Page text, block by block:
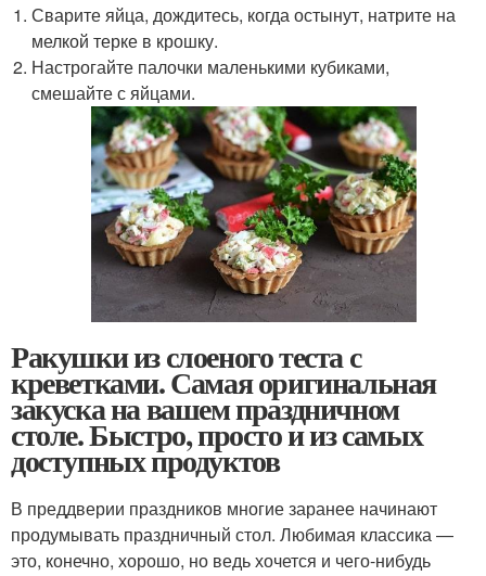
Сварите яйца, дождитесь, когда остынут, натрите на
мелкой терке в крошку.
Настрогайте палочки маленькими кубиками,
смешайте с яйцами.
Ракушки из слоеного теста с
креветками. Самая оригинальная
закуска на вашем праздничном
столе. Быстро, просто и из самых
доступных продуктов
В преддверии праздников многие заранее начинают
продумывать праздничный стол. Любимая классика —
это, конечно, хорошо, но ведь хочется и чего-нибудь